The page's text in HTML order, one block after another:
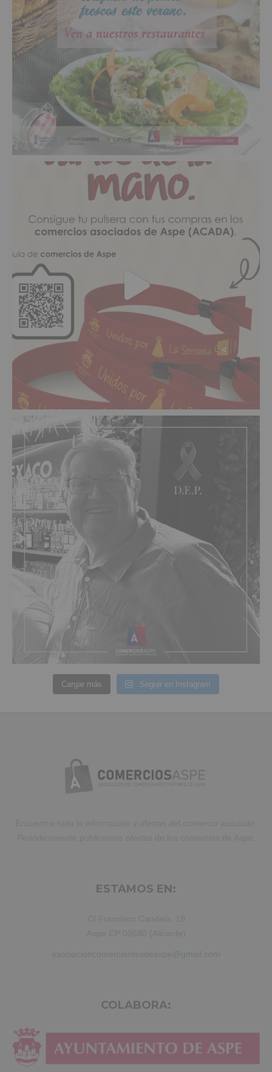
Cargar más Seguir en Instagram
ESTAMOS EN:
asociacioncomerciantesdeaspe@gmail.com
COLABORA: